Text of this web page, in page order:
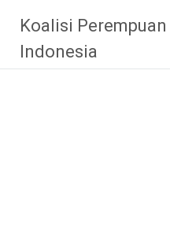
content
Koalisi Perempuan
Indonesia